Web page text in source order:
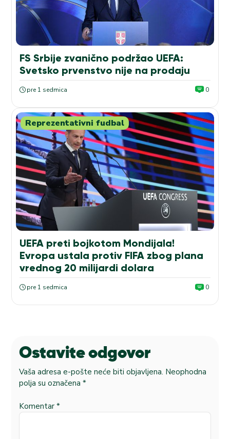
FS Srbije zvanično podržao UEFA:
Svetsko prvenstvo nije na prodaju
pre 1 sedmica 0
Reprezentativni fudbal
UEFA preti bojkotom Mondijala!
Evropa ustala protiv FIFA zbog plana
vrednog 20 milijardi dolara
pre 1 sedmica 0
Ostavite odgovor
Vaša adresa e-pošte neće biti objavljena. Neophodna
polja su označena *
Komentar *